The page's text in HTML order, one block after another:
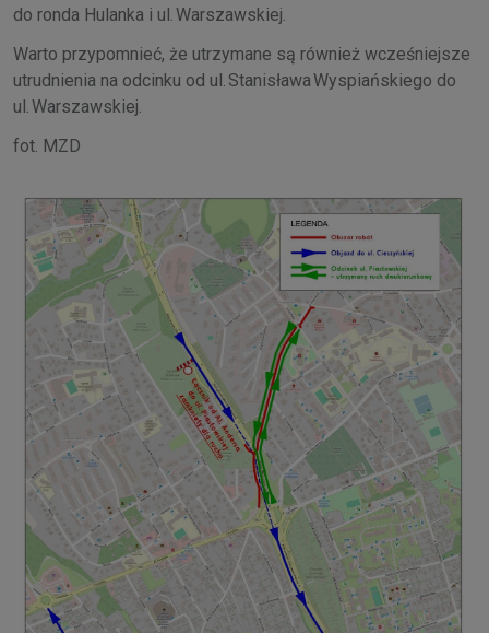
do ronda Hulanka i ul. Warszawskiej.
Warto przypomnieć, że utrzymane są również wcześniejsze
utrudnienia na odcinku od ul. Stanisława Wyspiańskiego do
ul. Warszawskiej.
fot. MZD